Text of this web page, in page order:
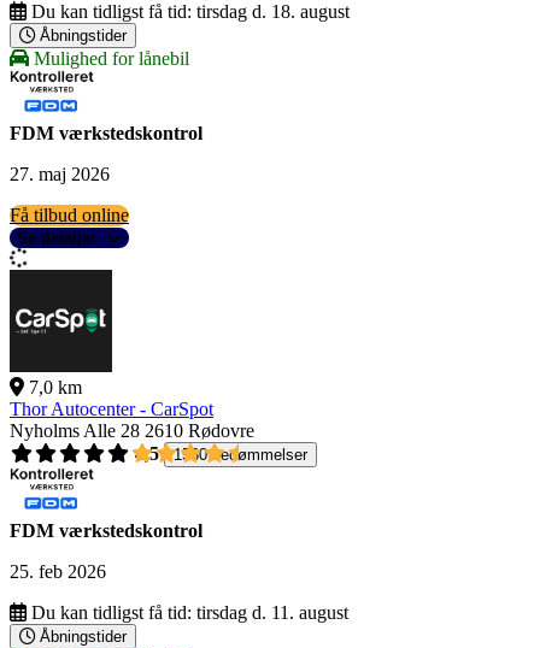
Du kan tidligst få tid: tirsdag d. 18. august
Åbningstider
Mulighed for lånebil
FDM værkstedskontrol
27. maj 2026
Få tilbud online
Se detaljer
7,0 km
Thor Autocenter - CarSpot
Nyholms Alle 28 2610 Rødovre
4,5
1560 bedømmelser
FDM værkstedskontrol
25. feb 2026
Du kan tidligst få tid: tirsdag d. 11. august
Åbningstider